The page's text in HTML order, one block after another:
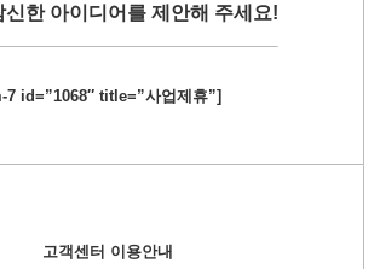
신한 아이디어를 제안해 주세요!
id=”1068″ title=”사업제휴”]
고객센터 이용안내